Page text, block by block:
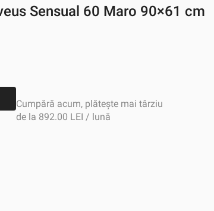
Sensual 60 Maro 90×61 cm
Cumpără acum, plătește mai târziu
de la 892.00 LEI / lună